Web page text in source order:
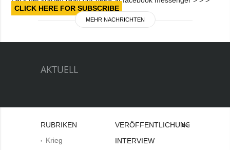
CLICK HERE FOR SUBSCRIBE
MEHR NACHRICHTEN
AKTUELL
RUBRIKEN
Krieg
VERÖFFENTLICHUNGEN
INTERVIEW
Bei